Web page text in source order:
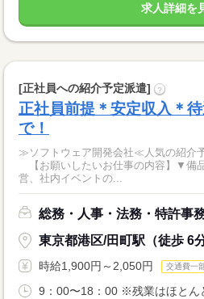
求人詳細を
[正社員への紹介予定派遣] ?
正社員前提＊安定収入＊
で！
≫ソフトウェア開発会社≪人気の紹介
【お願いしたいお仕事の内容】▼備
営、社内イベントの...
総務・人事・法務・特許事
東京都港区/田町駅（徒歩 6分
時給1,900円～2,050円 交通費一
9：00〜18：00 ※残業はほとん